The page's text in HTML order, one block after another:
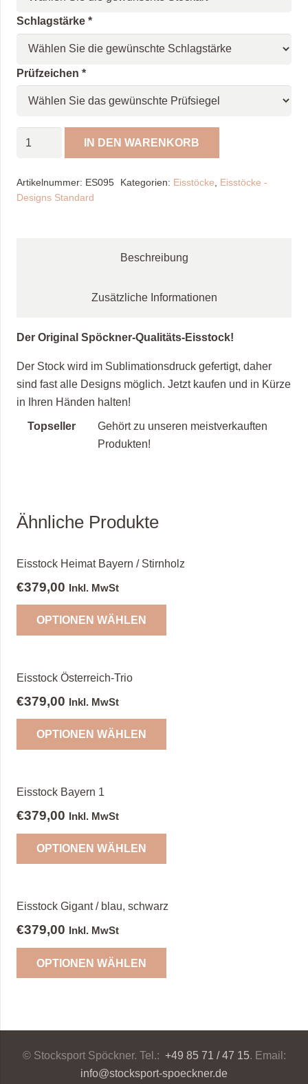
Schlagstärke *
Prüfzeichen *
hellblau,
weiss
IN DEN WARENKORB
Artikelnummer: ES095 Kategorien: Eisstöcke
Eisstöcke -
Designs Standard
Beschreibung
Zusätzliche Informationen
Der Original Spöckner-Qualitäts-Eisstock!
Der Stock wird im Sublimationsdruck gefertigt, daher
sind fast alle Designs möglich. Jetzt kaufen und in Kürze
in Ihren Händen halten!
Topseller
Gehört zu unseren meistverkauften
Produkten!
Ähnliche Produkte
Eisstock Heimat Bayern / Stirnholz
€379,00 Inkl. MwSt
OPTIONEN WÄHLEN
Eisstock Österreich-Trio
€379,00 Inkl. MwSt
OPTIONEN WÄHLEN
Eisstock Bayern 1
€379,00 Inkl. MwSt
OPTIONEN WÄHLEN
Eisstock Gigant / blau, schwarz
€379,00 Inkl. MwSt
OPTIONEN WÄHLEN
© Stocksport Spöckner. Tel.: +49 85 71 / 47 15. Email:
info@stocksport-spoeckner.de